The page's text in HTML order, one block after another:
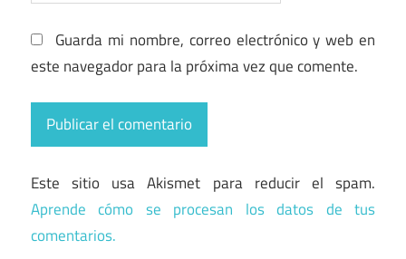
Guarda mi nombre, correo electrónico y web en
este navegador para la próxima vez que comente.
Este sitio usa Akismet para reducir el spam.
Aprende cómo se procesan los datos de tus
comentarios.